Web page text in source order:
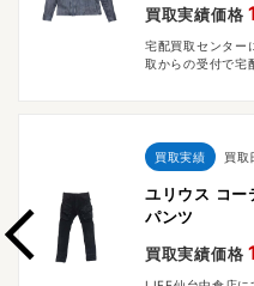
買取実績価格
宅配買取センター
取からの受付で宅
買取実績 買取
ユリウス コー
パンツ
買取実績価格